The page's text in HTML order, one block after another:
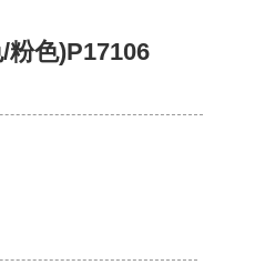
粉色)P17106